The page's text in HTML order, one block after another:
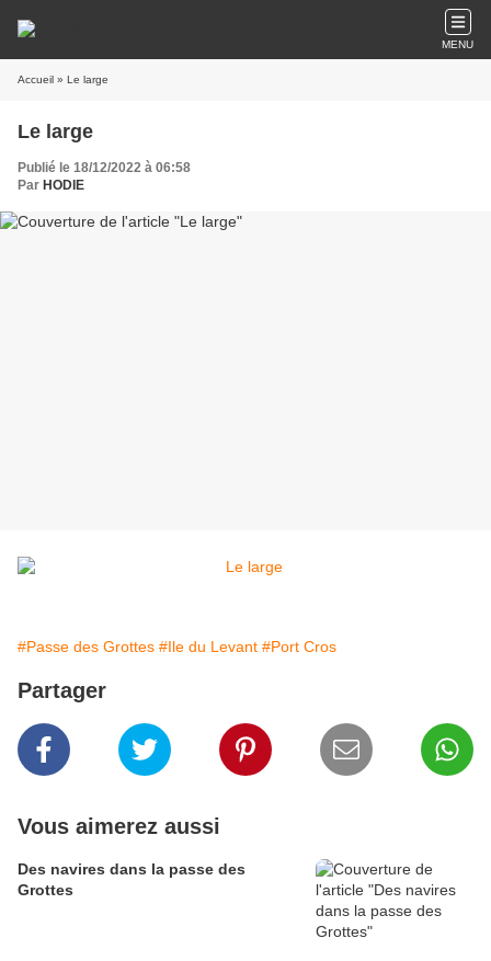
MENU
Accueil » Le large
Le large
Publié le 18/12/2022 à 06:58
Par HODIE
#Passe des Grottes #Ile du Levant #Port Cros
Partager
Vous aimerez aussi
Des navires dans la passe des
Grottes